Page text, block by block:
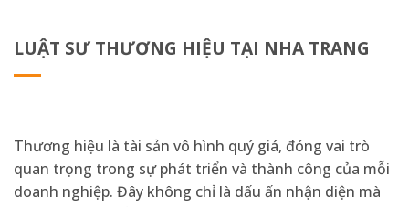
LUẬT SƯ THƯƠNG HIỆU TẠI NHA TRANG
Thương hiệu là tài sản vô hình quý giá, đóng vai trò
quan trọng trong sự phát triển và thành công của mỗi
doanh nghiệp. Đây không chỉ là dấu ấn nhận diện mà